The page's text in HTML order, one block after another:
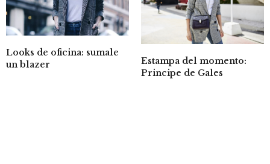
Looks de oficina: sumale
un blazer
Estampa del momento:
Principe de Gales